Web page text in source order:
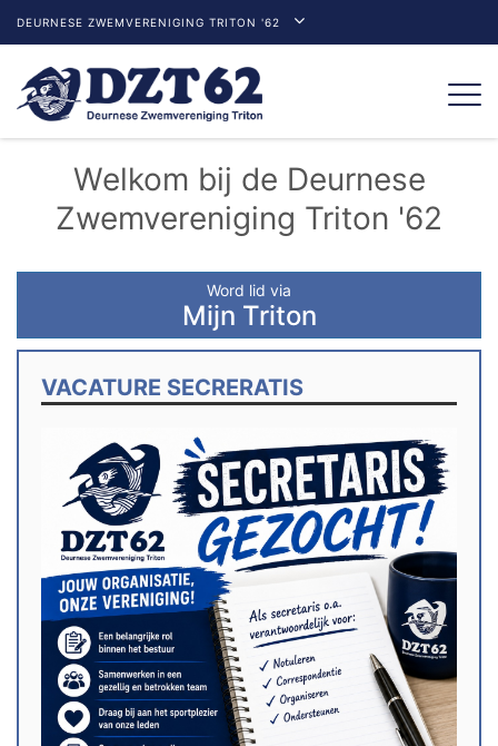
DEURNESE ZWEMVERENIGING TRITON '62
Welkom bij de Deurnese
Zwemvereniging Triton '62
Word lid via
Mijn Triton
VACATURE SECRERATIS